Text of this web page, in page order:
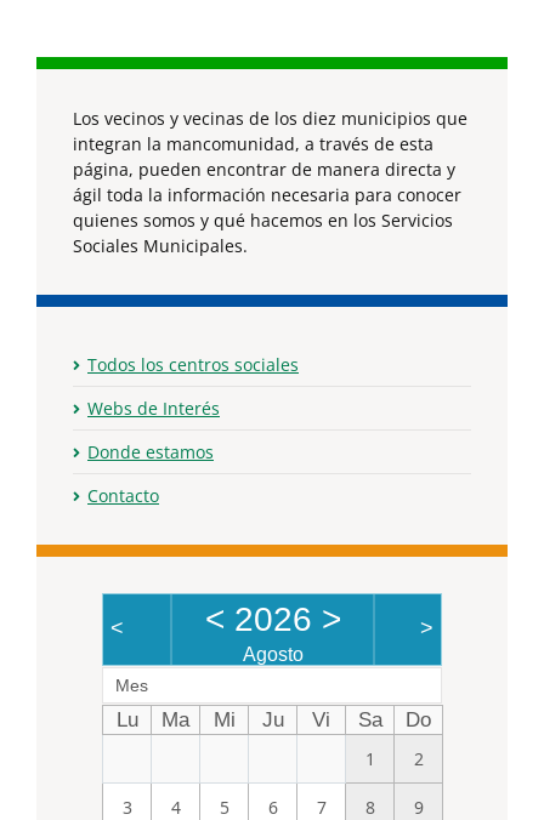
Los vecinos y vecinas de los diez municipios que
integran la mancomunidad, a través de esta
página, pueden encontrar de manera directa y
ágil toda la información necesaria para conocer
quienes somos y qué hacemos en los Servicios
Sociales Municipales.
Todos los centros sociales
Webs de Interés
Donde estamos
Contacto
< < 2026 >
Agosto
>
Mes
Lu Ma Mi Ju Vi Sa
Do
1
2
3 4 5 6 7 8 9